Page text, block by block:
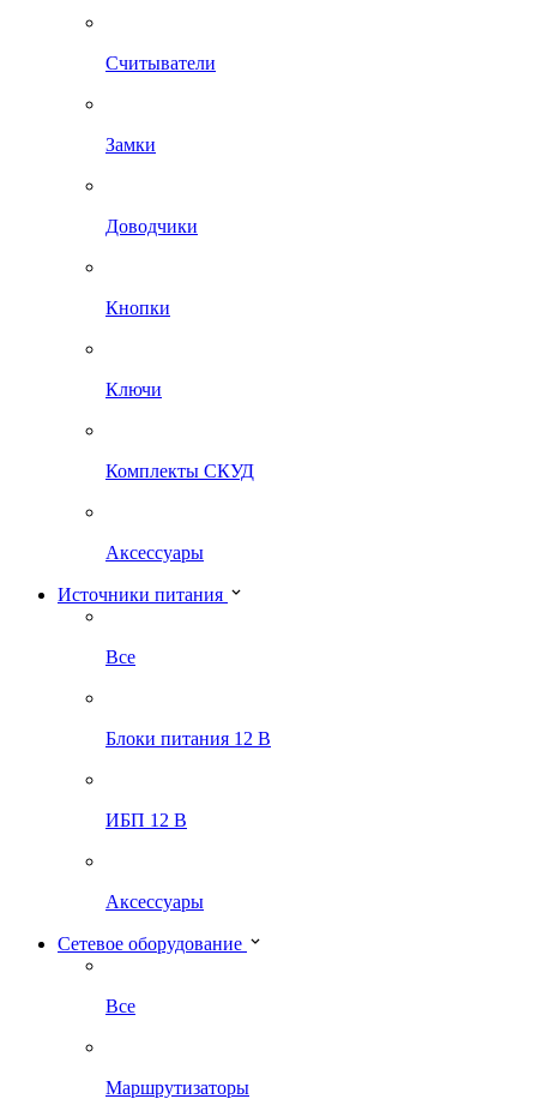
Считыватели
Замки
Доводчики
Кнопки
Ключи
Комплекты СКУД
Аксессуары
Источники питания
Все
Блоки питания 12 В
ИБП 12 В
Аксессуары
Сетевое оборудование
Все
Маршрутизаторы